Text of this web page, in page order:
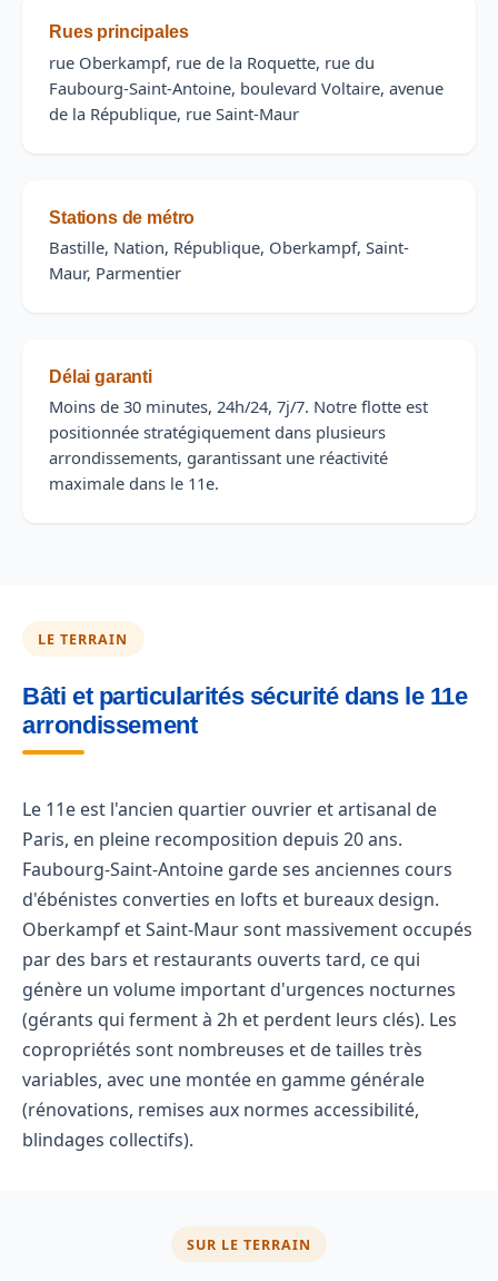
Rues principales
rue Oberkampf, rue de la Roquette, rue du
Faubourg-Saint-Antoine, boulevard Voltaire, avenue
de la République, rue Saint-Maur
Stations de métro
Bastille, Nation, République, Oberkampf, Saint-
Maur, Parmentier
Délai garanti
Moins de 30 minutes, 24h/24, 7j/7. Notre flotte est
positionnée stratégiquement dans plusieurs
arrondissements, garantissant une réactivité
maximale dans le 11e.
LE TERRAIN
Bâti et particularités sécurité dans le 11e
arrondissement
Le 11e est l'ancien quartier ouvrier et artisanal de
Paris, en pleine recomposition depuis 20 ans.
Faubourg-Saint-Antoine garde ses anciennes cours
d'ébénistes converties en lofts et bureaux design.
Oberkampf et Saint-Maur sont massivement occupés
par des bars et restaurants ouverts tard, ce qui
génère un volume important d'urgences nocturnes
(gérants qui ferment à 2h et perdent leurs clés). Les
copropriétés sont nombreuses et de tailles très
variables, avec une montée en gamme générale
(rénovations, remises aux normes accessibilité,
blindages collectifs).
SUR LE TERRAIN